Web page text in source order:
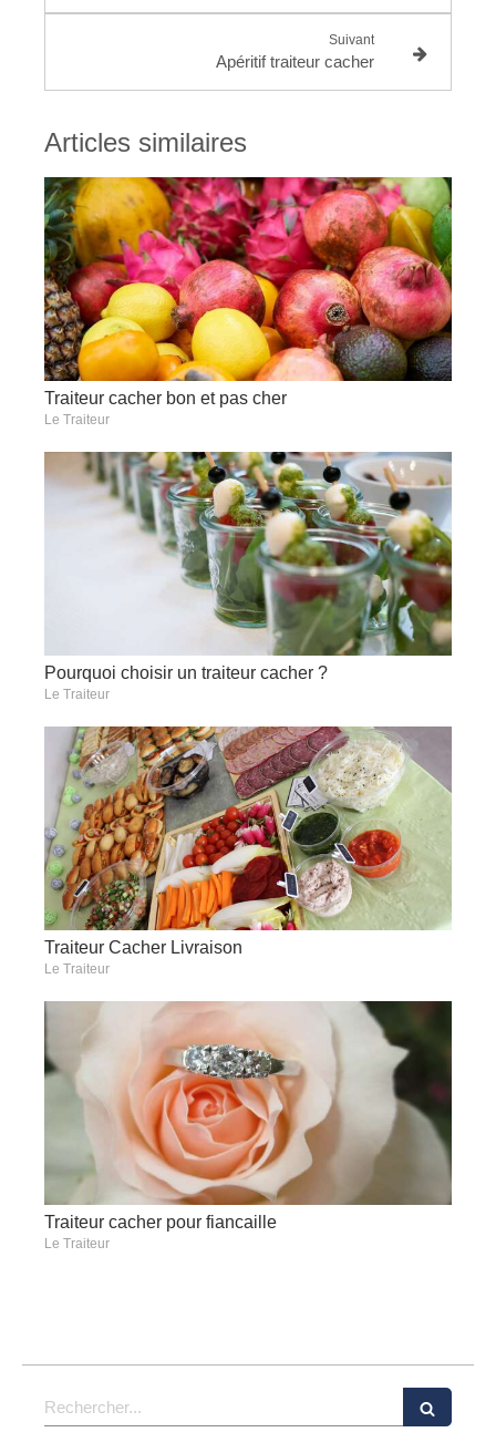
Suivant
Apéritif traiteur cacher
Articles similaires
Traiteur cacher bon et pas cher
Le Traiteur
Pourquoi choisir un traiteur cacher ?
Le Traiteur
Traiteur Cacher Livraison
Le Traiteur
Traiteur cacher pour fiancaille
Le Traiteur
Rechercher